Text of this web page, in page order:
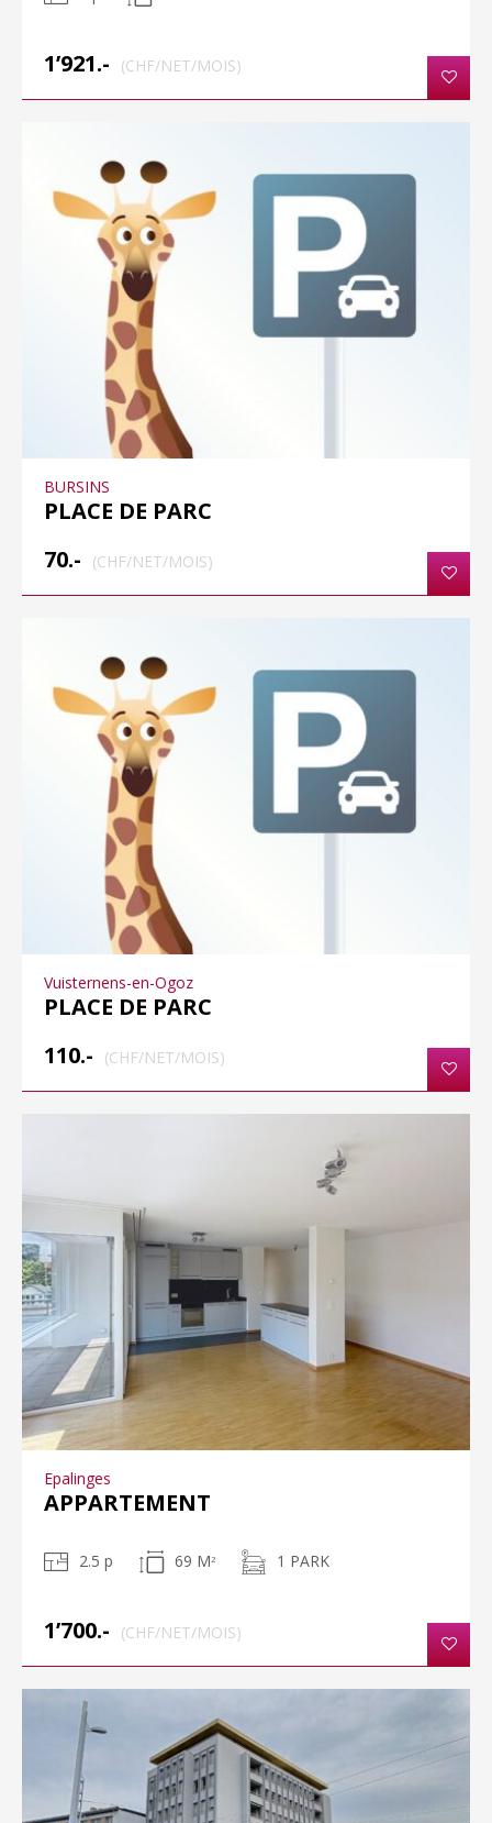
1’921.- (CHF/NET/MOIS)
BURSINS
PLACE DE PARC
70.-
(CHF/NET/MOIS)
Vuisternens-en-Ogoz
PLACE DE PARC
110.-
(CHF/NET/MOIS)
Epalinges
APPARTEMENT
2.5 p 69 M 2 1 PARK
1’700.- (CHF/NET/MOIS)